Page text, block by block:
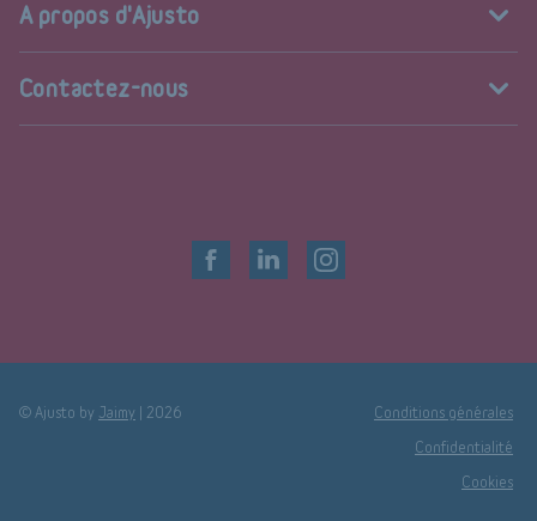
A propos d'Ajusto
Contactez-nous
© Ajusto by Jaimy 2026 Conditions générales
Confidentialité
Cookies